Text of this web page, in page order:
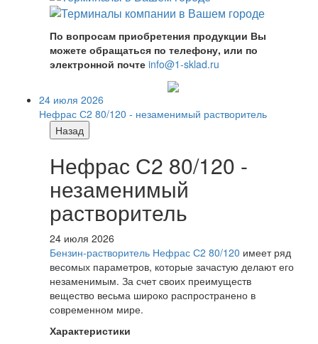
По вопросам приобретения продукции Вы
можете обращаться по телефону, или по
электронной почте info@1-sklad.ru
24 июля 2026
Нефрас С2 80/120 - незаменимый растворитель
Назад
Нефрас С2 80/120 -
незаменимый
растворитель
24 июля 2026
Бензин-растворитель Нефрас С2 80/120 имеет ряд
весомых параметров, которые зачастую делают его
незаменимым. За счет своих преимуществ
вещество весьма широко распространено в
современном мире.
Характеристики